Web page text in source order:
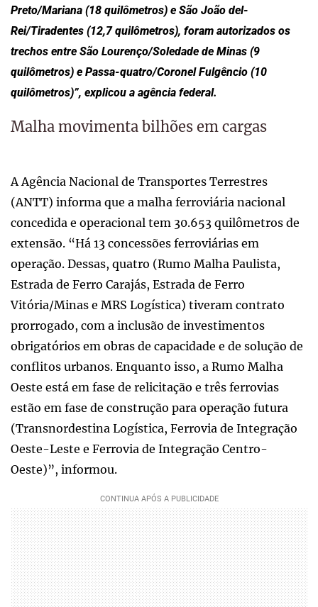
Preto/Mariana (18 quilômetros) e São João del-
Rei/Tiradentes (12,7 quilômetros), foram autorizados os
trechos entre São Lourenço/Soledade de Minas (9
quilômetros) e Passa-quatro/Coronel Fulgêncio (10
quilômetros)”, explicou a agência federal.
Malha movimenta bilhões em cargas
A Agência Nacional de Transportes Terrestres
(ANTT) informa que a malha ferroviária nacional
concedida e operacional tem 30.653 quilômetros de
extensão. “Há 13 concessões ferroviárias em
operação. Dessas, quatro (Rumo Malha Paulista,
Estrada de Ferro Carajás, Estrada de Ferro
Vitória/Minas e MRS Logística) tiveram contrato
prorrogado, com a inclusão de investimentos
obrigatórios em obras de capacidade e de solução de
conflitos urbanos. Enquanto isso, a Rumo Malha
Oeste está em fase de relicitação e três ferrovias
estão em fase de construção para operação futura
(Transnordestina Logística, Ferrovia de Integração
Oeste-Leste e Ferrovia de Integração Centro-
Oeste)”, informou.